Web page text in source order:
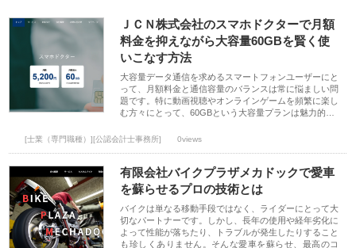
ＪＣＮ株式会社のスマホドクターで月額
料金を抑えながら大容量60GBを賢く使
いこなす方法
大容量データ通信を求めるスマートフォンユーザーにと
って、月額料金と通信容量のバランスは常に悩ましい問
題です。特に動画視聴やオンラインゲームを頻繁に楽し
む方々にとって、60GBという大容量プランは魅力的…
[士業（専門職種）][公認会計士事務所] 0views
有限会社バイクプラザメカドックで愛車
を蘇らせるプロの技術とは
バイクは単なる移動手段ではなく、ライダーにとって大
切なパートナーです。しかし、長年の使用や経年劣化に
よって性能が落ちたり、トラブルが発生したりすること
も珍しくありません。そんな愛車を蘇らせ、最高のコ